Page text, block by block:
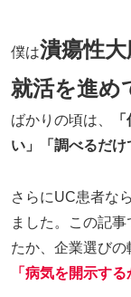
僕は潰瘍性
就活を進め
ばかりの頃は、
い」「調べるだけ
さらにUC患者な
ました。この記
たか、企業選び
「病気を開示する